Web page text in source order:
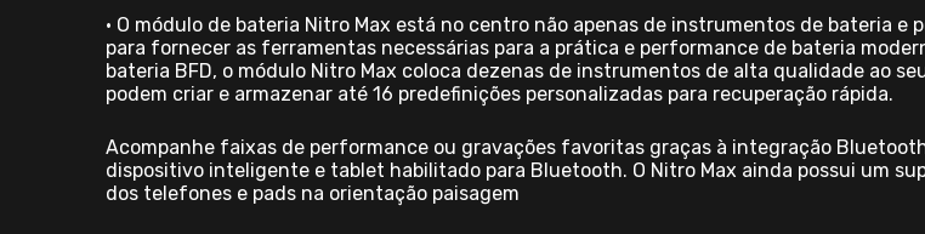
• O módulo de bateria Nitro Max está no centro não apenas de instrumentos de bateria
para fornecer as ferramentas necessárias para a prática e performance de bateria
bateria BFD, o módulo Nitro Max coloca dezenas de instrumentos de alta qualidade ao
podem criar e armazenar até 16 predefinições personalizadas para recuperação rápida.
Acompanhe faixas de performance ou gravações favoritas graças à integração
dispositivo inteligente e tablet habilitado para Bluetooth. O Nitro Max ainda possui um
dos telefones e pads na orientação paisagem